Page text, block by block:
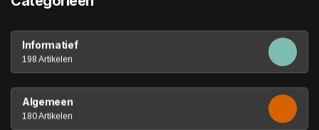
Informatief
198 Artikelen
Algemeen
180 Artikelen